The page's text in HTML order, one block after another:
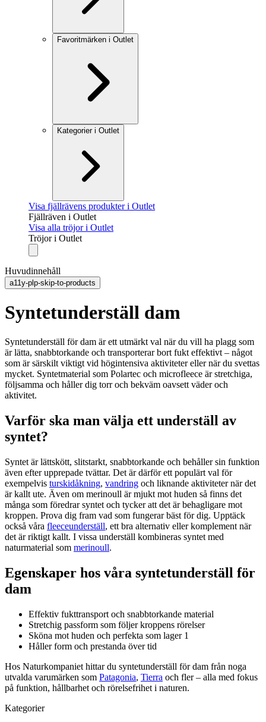
Favoritmärken i Outlet
Kategorier i Outlet
Visa fjällrävens produkter i Outlet
Fjällräven i Outlet
Visa alla tröjor i Outlet
Tröjor i Outlet
Huvudinnehåll
a11y-plp-skip-to-products
Syntetunderställ dam
Syntetunderställ för dam är ett utmärkt val när du vill ha plagg som
är lätta, snabbtorkande och transporterar bort fukt effektivt – något
som är särskilt viktigt vid högintensiva aktiviteter eller när du svettas
mycket. Syntetmaterial som Polartec och microfleece är stretchiga,
följsamma och håller dig torr och bekväm oavsett väder och
aktivitet.
Varför ska man välja ett underställ av
syntet?
Syntet är lättskött, slitstarkt, snabbtorkande och behåller sin funktion
även efter upprepade tvättar. Det är därför ett populärt val för
exempelvis turskidåkning, vandring och liknande aktiviteter när det
är kallt ute. Även om merinoull är mjukt mot huden så finns det
många som föredrar syntet och tycker att det är behagligare mot
kroppen. Prova dig fram vad som fungerar bäst för dig. Upptäck
också våra fleeceunderställ, ett bra alternativ eller komplement när
det är riktigt kallt. I vissa underställ kombineras syntet med
naturmaterial som merinoull.
Egenskaper hos våra syntetunderställ för
dam
Effektiv fukttransport och snabbtorkande material
Stretchig passform som följer kroppens rörelser
Sköna mot huden och perfekta som lager 1
Håller form och prestanda över tid
Hos Naturkompaniet hittar du syntetunderställ för dam från noga
utvalda varumärken som Patagonia, Tierra och fler – alla med fokus
på funktion, hållbarhet och rörelsefrihet i naturen.
Kategorier